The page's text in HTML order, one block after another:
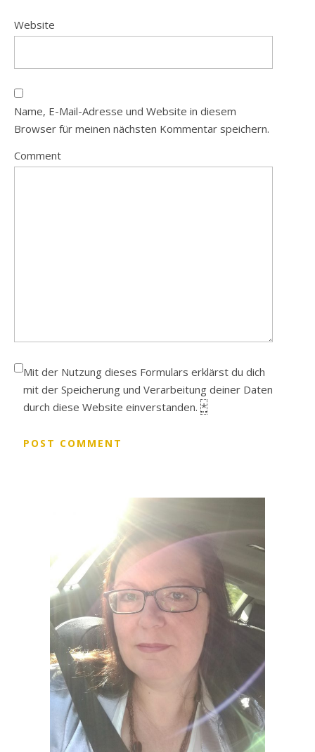
Website
Name, E-Mail-Adresse und Website in diesem
Browser für meinen nächsten Kommentar speichern.
Comment
Mit der Nutzung dieses Formulars erklärst du dich
mit der Speicherung und Verarbeitung deiner Daten
durch diese Website einverstanden. *